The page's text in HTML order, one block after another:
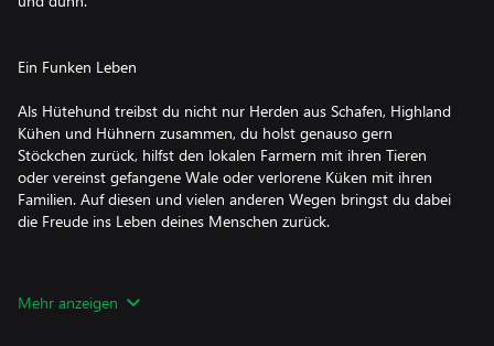
Ein Funken Leben
Als Hütehund treibst du nicht nur Herden aus Schafen, Highland
Kühen und Hühnern zusammen, du holst genauso gern
Stöckchen zurück, hilfst den lokalen Farmern mit ihren Tieren
oder vereinst gefangene Wale oder verlorene Küken mit ihren
Familien. Auf diesen und vielen anderen Wegen bringst du dabei
die Freude ins Leben deines Menschen zurück.
Mehr anzeigen